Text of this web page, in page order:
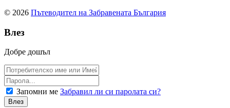
© 2026 Пътеводител на Забравената България
Влез
Добре дошъл
Запомни ме Забравил ли си паролата си?